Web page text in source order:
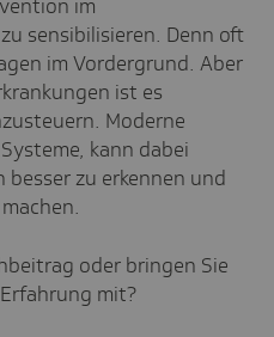
im
sensibilisieren. Denn oft
im Vordergrund. Aber
ist es
Moderne
kann dabei
besser zu erkennen und
oder bringen Sie
mit?